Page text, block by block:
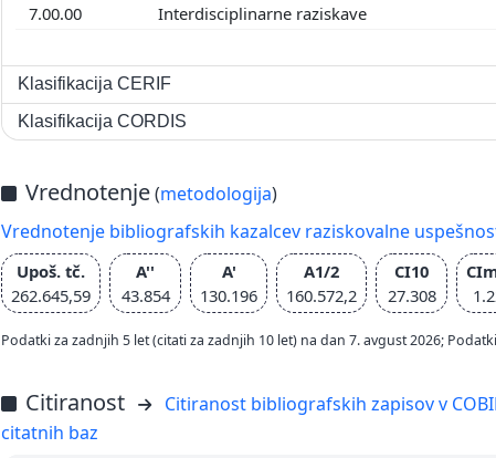
7.00.00
Interdisciplinarne raziskave
Klasifikacija CERIF
Klasifikacija CORDIS
Vrednotenje(metodologija)
Vrednotenje bibliografskih kazalcev raziskovalne
Upoš. tč.
262.645,59
A''
43.854
A'
130.196
A1/2
160.572,2
CI10
27.308
Podatki za zadnjih 5 let (citati za zadnjih 10 let) na dan 7. avgust 2026;
Citiranost
Citiranost bibliografskih zapisov v
citatnih baz